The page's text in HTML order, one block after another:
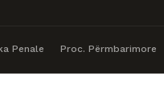
Penale Proc. Përmbarimore